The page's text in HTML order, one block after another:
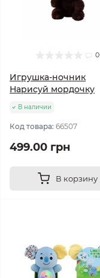
0
Игрушка-ночник
Нарисуй мордочку
В наличии
Код товара: 66507
499.00 грн
В корзину